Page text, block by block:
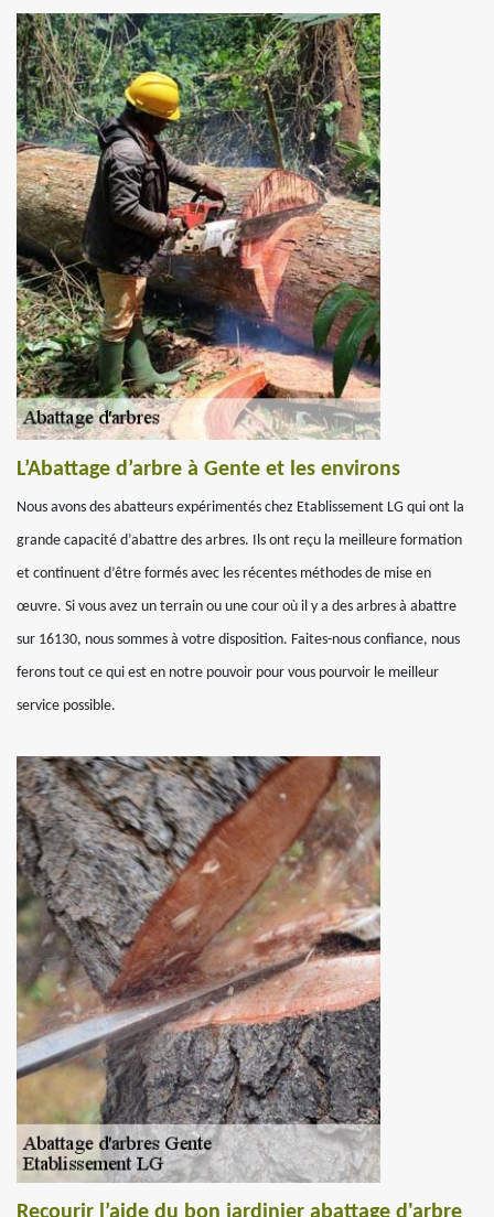
L’Abattage d’arbre à Gente et les environs
Nous avons des abatteurs expérimentés chez Etablissement LG qui ont la
grande capacité d’abattre des arbres. Ils ont reçu la meilleure formation
et continuent d’être formés avec les récentes méthodes de mise en
œuvre. Si vous avez un terrain ou une cour où il y a des arbres à abattre
sur 16130, nous sommes à votre disposition. Faites-nous confiance, nous
ferons tout ce qui est en notre pouvoir pour vous pourvoir le meilleur
service possible.
Recourir l’aide du bon jardinier abattage d'arbre